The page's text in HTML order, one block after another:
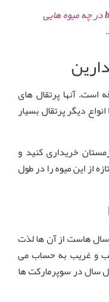
ویتامین b۶ در چه میوه هایی
است. آنها پرتقال های
دیگر پرتقال بسیار
زمستان خریداری کنید و
از این میوه را در طول
سال هاست از آن ها لذت
و غریب به حساب می
سال در سوپرمارکت ها